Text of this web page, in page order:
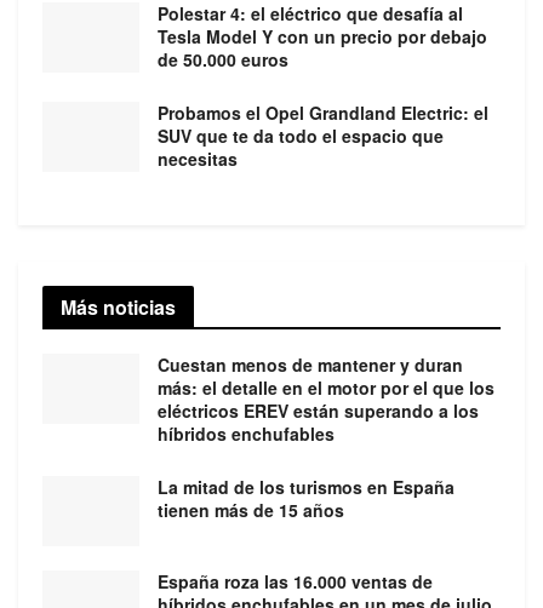
Polestar 4: el eléctrico que desafía al
Tesla Model Y con un precio por debajo
de 50.000 euros
Probamos el Opel Grandland Electric: el
SUV que te da todo el espacio que
necesitas
Más noticias
Cuestan menos de mantener y duran
más: el detalle en el motor por el que los
eléctricos EREV están superando a los
híbridos enchufables
La mitad de los turismos en España
tienen más de 15 años
España roza las 16.000 ventas de